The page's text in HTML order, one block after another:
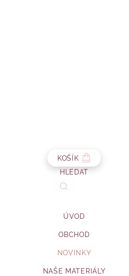
KOŠÍK
HLEDAT
ÚVOD
OBCHOD
NOVINKY
NAŠE MATERIÁLY